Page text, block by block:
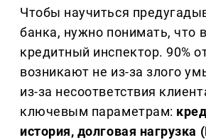
Чтобы научиться
банка, нужно понимать, что
кредитный инспектор. 90%
возникают не из-за злого
из-за несоответствия
ключевым параметрам:
история, долговая